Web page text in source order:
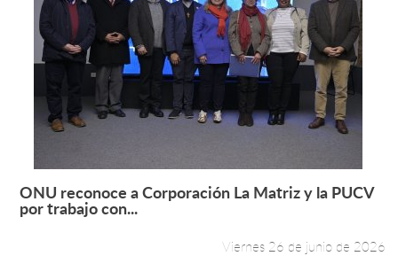
Leer más +
ONU reconoce a Corporación La Matriz y la PUCV
por trabajo con...
Viernes 26 de junio de 2026